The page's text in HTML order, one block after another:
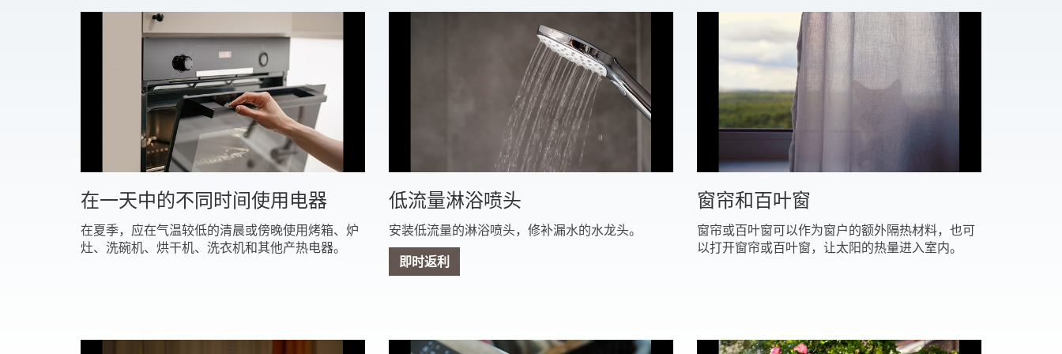
在一天中的不同时间使用电器
在夏季，应在气温较低的清晨或傍晚使用烤箱、炉
灶、洗碗机、烘干机、洗衣机和其他产热电器。
低流量淋浴喷头
安装低流量的淋浴喷头，修补漏水的水龙头。
即时返利
窗帘和百叶窗
窗帘或百叶窗可以作为窗户的额外隔热材料，也可
以打开窗帘或百叶窗，让太阳的热量进入室内。